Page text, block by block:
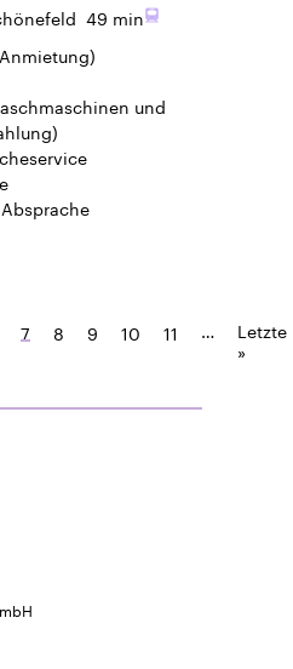
49 min
und
7 8 9 10 11 … Letzte
»